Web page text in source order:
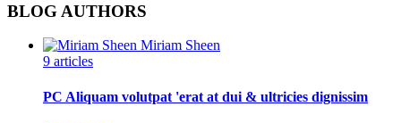
BLOG AUTHORS
Miriam Sheen
9 articles
PC Aliquam volutpat 'erat at dui & ultricies dignissim